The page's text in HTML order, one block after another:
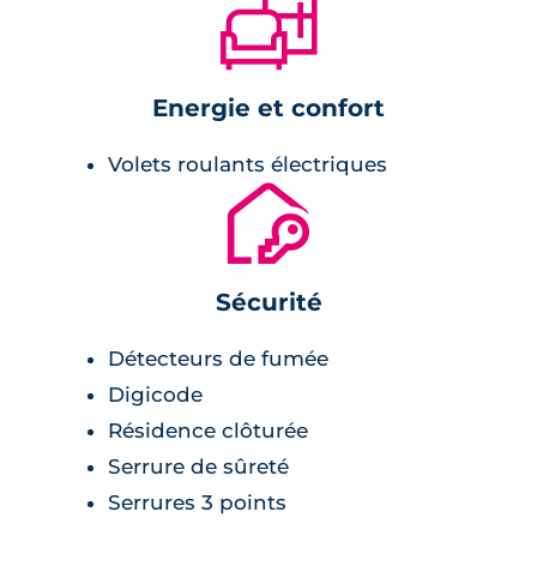
🛋
Energie et confort
Volets roulants électriques
🔐
Sécurité
Détecteurs de fumée
Digicode
Résidence clôturée
Serrure de sûreté
Serrures 3 points